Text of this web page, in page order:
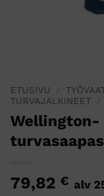
ETUSIVU
TURVAJALKINEET
turvasaapas
79,82 € alv